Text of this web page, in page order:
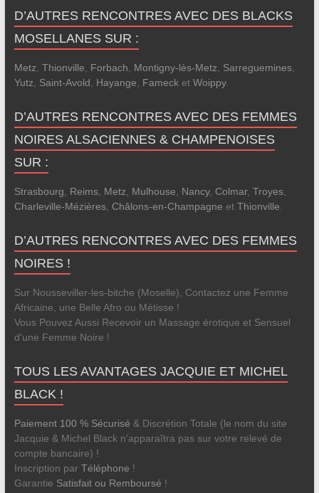
D’AUTRES RENCONTRES AVEC DES BLACKS
MOSELLANES SUR :
Metz Thionville Forbach Montigny-lès-Metz Sarreguemines,
Yutz
Saint-Avold Hayange Famecket Woippy.
D’AUTRES RENCONTRES AVEC DES FEMMES
NOIRES ALSACIENNES & CHAMPENOISES
SUR :
Strasbourg Reims, Metz Mulhouse Nancy, Colmar, Troyes,
Charleville-Mézières, Châlons-en-Champagne et Thionville
D’AUTRES RENCONTRES AVEC DES FEMMES
NOIRES !
Sur Nousseviller-les-bitche (Moselle), Contactez une Femme
Africaine, une Belle Afro ou Métisse !
Vous Pouvez Aussi Recevoir un Massage érotique et Sensuel
d'une Femme Noire !
TOUS LES AVANTAGES JACQUIE ET MICHEL
BLACK !
Paiement 100 % Sécurisé & Discrétion Totale (le nom du site
Jacquie & Michel Black n’apparaîtra pas sur votre relevé de
compte bancaire) !
Inscription par Téléphone !
Garantie Satisfait ou Remboursé !